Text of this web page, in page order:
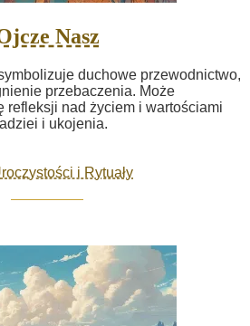
Nasz
duchowe przewodnictwo,
przebaczenia. Może
refleksji nad życiem i wartościami
i ukojenia.
i Rytuały